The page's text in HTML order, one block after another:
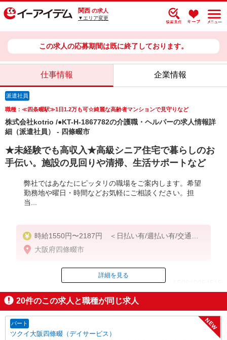
関西 の求人
▼エリア変更
この求人の応募期間は既に終了しております。
仕事情報 企業情報
派遣社員
職種：≪四条畷駅≫1日1.2万も可☆綺麗な高齢者マンションで見守りなど
株式会社kotrio /●KT-H-1867782の介護職・ヘルパーの求人情報詳
細（派遣社員） - 四條畷市
★未経験でも高収入★高級シニア住宅で暮らしのお
手伝い。施設の見回りや清掃、生活サポートなど
弊社ではあなたにピッタリの職場をご案内します。希望
勤務地や曜日・時間などお気軽にご相談ください。担
当...
時給1550円〜2187円 ＜日払い有/週払い有/交通費
全支給(ガソリン代含む)＞
大阪府四條畷市
ID：AE0610054515
掲載期間終了
詳細を見る
20件のこの求人と職種が同じ求人
パート
ツクイ大阪四條畷（デイサービス）
NEW